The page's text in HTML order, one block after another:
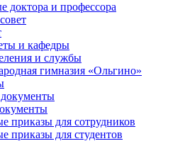
доктора и профессора
и кафедры
и службы
гимназия «Ольгино»
приказы для сотрудников
приказы для студентов